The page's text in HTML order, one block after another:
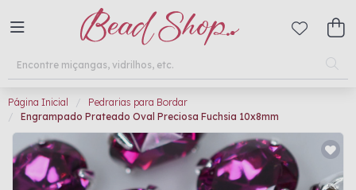
Página Inicial
Pedrarias para Bordar
Engrampado Prateado Oval Preciosa Fuchsia 10x8mm